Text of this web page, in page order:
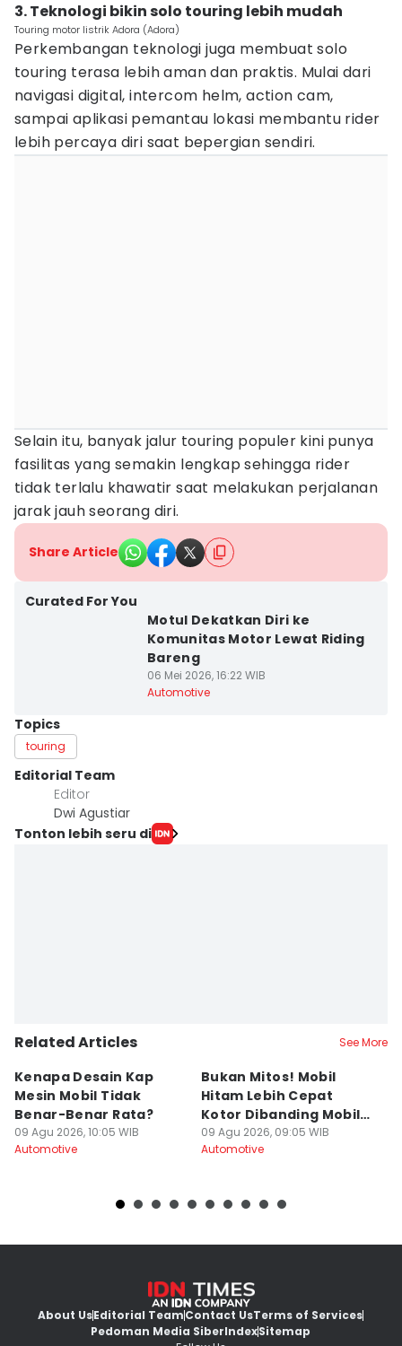
3. Teknologi bikin solo touring lebih mudah
Touring motor listrik Adora (Adora)
Perkembangan teknologi juga membuat solo
touring terasa lebih aman dan praktis. Mulai dari
navigasi digital, intercom helm, action cam,
sampai aplikasi pemantau lokasi membantu rider
lebih percaya diri saat bepergian sendiri.
Selain itu, banyak jalur touring populer kini punya
fasilitas yang semakin lengkap sehingga rider
tidak terlalu khawatir saat melakukan perjalanan
jarak jauh seorang diri.
Share Article
Curated For You
Motul Dekatkan Diri ke
Komunitas Motor Lewat Riding
Bareng
06 Mei 2026, 16:22 WIB
Automotive
Topics
touring
Editorial Team
Editor
Dwi Agustiar
Tonton lebih seru di
Related Articles See More
Kenapa Desain Kap
Mesin Mobil Tidak
Benar-Benar Rata?
09 Agu 2026, 10:05 WIB
Automotive
Bukan Mitos! Mobil
Hitam Lebih Cepat
Kotor Dibanding Mobil
Putih
09 Agu 2026, 09:05 WIB
Automotive
About UsEditorial TeamContact UsTerms of Services
Pedoman Media SiberIndexSitemap